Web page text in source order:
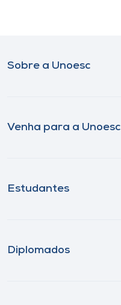
Sobre a Unoesc
Venha para a Unoesc
Estudantes
Diplomados